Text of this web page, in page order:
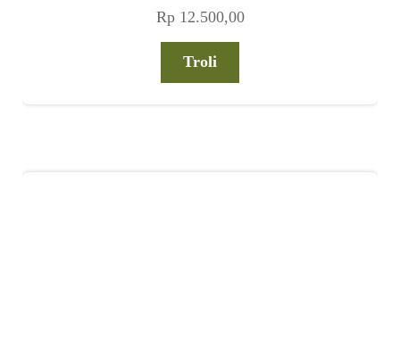
Rp12.500,00
Troli